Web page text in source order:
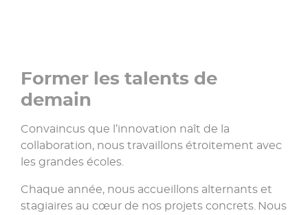
Former les talents de
demain
Convaincus que l’innovation naît de la
collaboration, nous travaillons étroitement avec
les grandes écoles.
Chaque année, nous accueillons alternants et
stagiaires au cœur de nos projets concrets. Nous